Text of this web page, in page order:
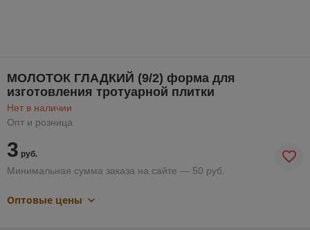
МОЛОТОК ГЛАДКИЙ (9/2) форма для
изготовления тротуарной плитки
Нет в наличии
Опт и розница
3 руб.
Минимальная сумма заказа на сайте — 50 руб.
Оптовые цены